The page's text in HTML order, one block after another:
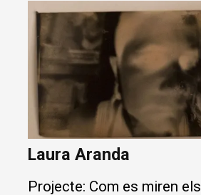
Diapositiva 1 de 1
Laura Aranda
Projecte: Com es miren